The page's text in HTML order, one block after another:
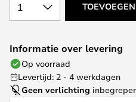
1
Informatie over levering
Op voorraad
Levertijd: 2 - 4 werkdagen
Geen verlichting